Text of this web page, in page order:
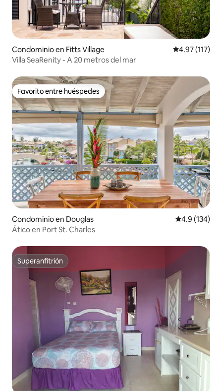
Condominio en Fitts Village Calificación
4.97 (117)
Villa SeaRenity - A 20 metros del mar
Favorito entre huéspedes
Favorito entre huéspedes
Condominio en Douglas Calificación
4.9 (134)
Ático en Port St. Charles
Superanfitrión
Superanfitrión